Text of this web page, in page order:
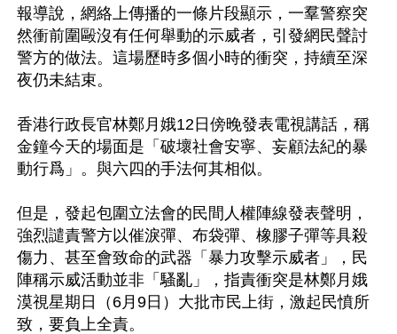
報導說，網絡上傳播的一條片段顯示，一羣警察突
然衝前圍毆沒有任何舉動的示威者，引發網民聲討
警方的做法。這場歷時多個小時的衝突，持續至深
夜仍未結束。
香港行政長官林鄭月娥12日傍晚發表電視講話，稱
金鐘今天的場面是「破壞社會安寧、妄顧法紀的暴
動行爲」。與六四的手法何其相似。
但是，發起包圍立法會的民間人權陣線發表聲明，
強烈譴責警方以催淚彈、布袋彈、橡膠子彈等具殺
傷力、甚至會致命的武器「暴力攻擊示威者」，民
陣稱示威活動並非「騷亂」，指責衝突是林鄭月娥
漠視星期日（6月9日）大批市民上街，激起民憤所
致，要負上全責。